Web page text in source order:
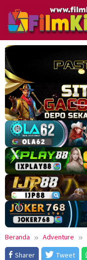
konten
Beranda Adventure
Sharer
Tweet